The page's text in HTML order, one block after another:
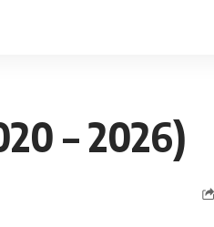
– 2026)